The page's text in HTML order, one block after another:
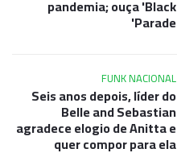
pandemia; ouça 'Black
Parade'
FUNK NACIONAL
Seis anos depois, líder do
Belle and Sebastian
agradece elogio de Anitta e
quer compor para ela